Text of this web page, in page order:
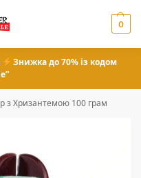
0
Знижка до 70% із кодом
з Хризантемою 100 грам